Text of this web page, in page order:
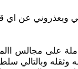
على مجالس
وثقله وبالتالي